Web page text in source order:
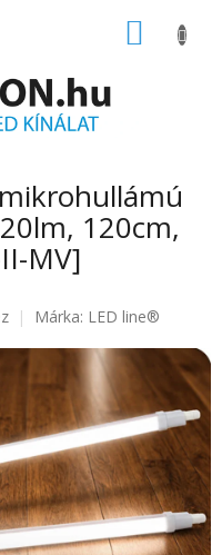
KOSÁR
120cm,
MV]
Márka: LED line®